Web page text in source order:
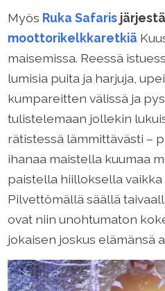
Myös Ruka Safaris
moottorikelkkaretkiä
maisemissa. Reessä
lumisia puita ja harjuja,
kumpareitten välissä ja
tulistelemaan jollekin
rätistessä lämmittävästi –
ihanaa maistella kuumaa
paistella hiilloksella
Pilvettömällä säällä
ovat niin unohtumaton
jokaisen joskus elämänsä